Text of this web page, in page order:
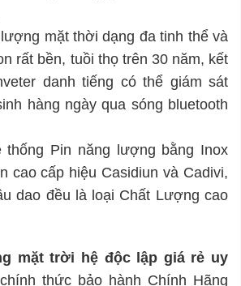
mặt thời dạng đa tinh thể và
rất bền, tuồi thọ trên 30 năm, kết
danh tiếng có thể giám sát
hàng ngày qua sóng bluetooth
thống Pin năng lượng bằng Inox
cao cấp hiệu Casidiun và Cadivi,
dao đều là loại Chất Lượng cao
mặt trời hệ độc lập giá rẻ uy
chính thức bảo hành Chính Hãng